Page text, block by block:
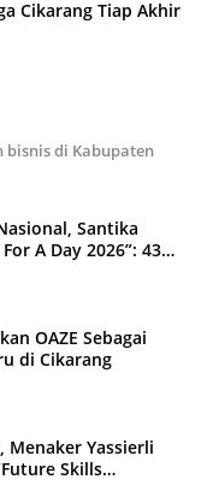
Cikarang Tiap Akhir
di Kabupaten
Santika
A Day 2026”: 43
OAZE Sebagai
di Cikarang
Menaker Yassierli
Skills